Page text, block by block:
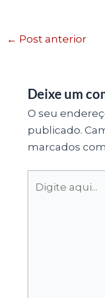
← Post anterior
Deixe um
O seu
publicado.
marcados com
aqui...